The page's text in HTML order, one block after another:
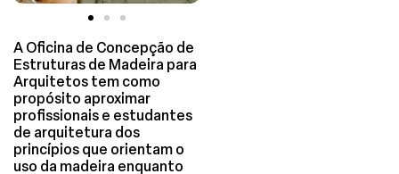
A Oficina de Concepção de
Estruturas de Madeira para
Arquitetos tem como
propósito aproximar
profissionais e estudantes
de arquitetura dos
princípios que orientam o
uso da madeira enquanto